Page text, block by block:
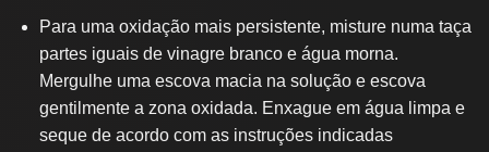
Para uma oxidação mais persistente, misture numa taça
partes iguais de vinagre branco e água morna.
Mergulhe uma escova macia na solução e escova
gentilmente a zona oxidada. Enxague em água limpa e
seque de acordo com as instruções indicadas